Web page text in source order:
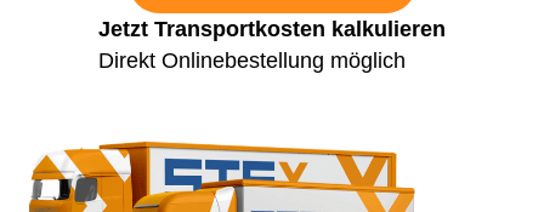
Jetzt Transportkosten kalkulieren
Direkt Onlinebestellung möglich